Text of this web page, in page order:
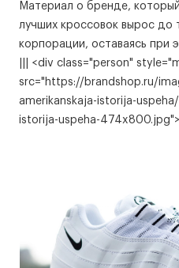
Материал о бренде,
лучших кроссовок вырос до
корпорации, оставаясь при
||| <div class="person"
src="https://brandshop.ru/
amerikanskaja-istorija-
istorija-uspeha-